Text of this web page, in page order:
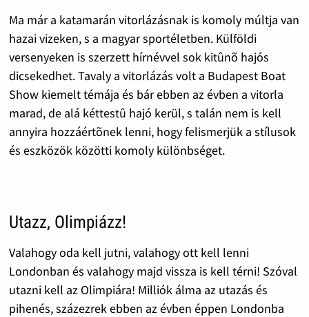
Ma már a katamarán vitorlázásnak is komoly múltja van
hazai vizeken, s a magyar sportéletben. Külföldi
versenyeken is szerzett hírnévvel sok kitûnõ hajós
dicsekedhet. Tavaly a vitorlázás volt a Budapest Boat
Show kiemelt témája és bár ebben az évben a vitorla
marad, de alá kéttestû hajó kerül, s talán nem is kell
annyira hozzáértõnek lenni, hogy felismerjük a stílusok
és eszközök közötti komoly különbséget.
Utazz, Olimpiázz!
Valahogy oda kell jutni, valahogy ott kell lenni
Londonban és valahogy majd vissza is kell térni! Szóval
utazni kell az Olimpiára! Milliók álma az utazás és
pihenés, százezrek ebben az évben éppen Londonba